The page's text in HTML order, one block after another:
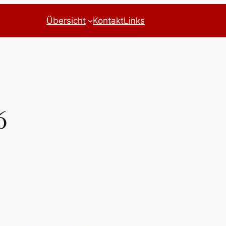
Übersicht KontaktLinks